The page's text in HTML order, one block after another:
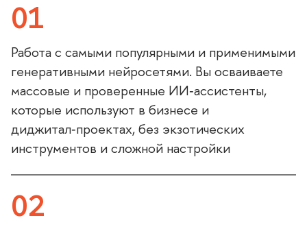
01
Работа с самыми популярными и применимыми
енеративными нейросетями. Вы осваиваете
массовые и проверенные ИИ‑ассистенты,
которые используют в бизнесе и
диджитал‑проектах, без экзотических
инструментов и сложной настройки
02